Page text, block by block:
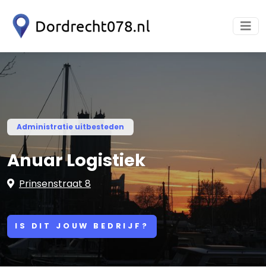
Administratie uitbesteden
Anuar Logistiek
Prinsenstraat 8
IS DIT JOUW BEDRIJF?